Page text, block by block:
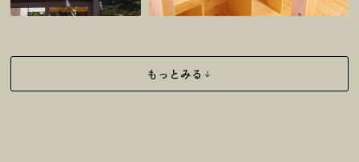
もっとみる